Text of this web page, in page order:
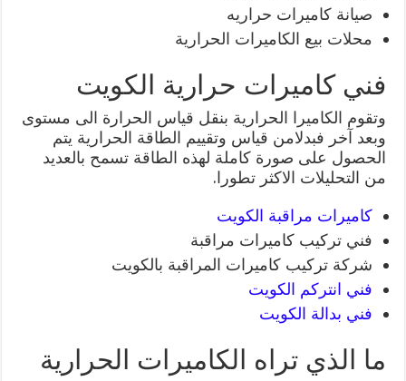
صيانة كاميرات حراريه
محلات بيع الكاميرات الحرارية
فني كاميرات حرارية الكويت
وتقوم الكاميرا الحرارية بنقل قياس الحرارة الى مستوى
وبعد آخر فبدلامن قياس وتقييم الطاقة الحرارية يتم
الحصول على صورة كاملة لهذه الطاقة تسمح بالعديد
من التحليلات الاكثر تطورا.
كاميرات مراقبة الكويت
فني تركيب كاميرات مراقبة
شركة تركيب كاميرات المراقبة بالكويت
فني انتركم الكويت
فني بدالة الكويت
ما الذي تراه الكاميرات الحرارية